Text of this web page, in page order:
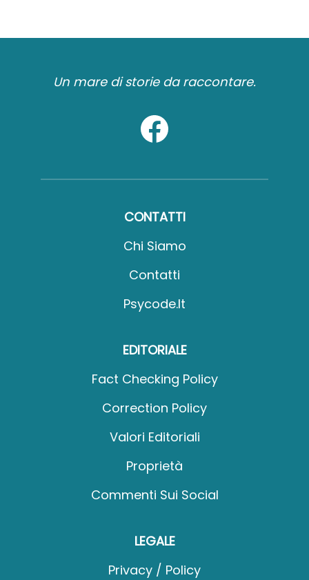
Un mare di storie da raccontare.
CONTATTI
Chi Siamo
Contatti
Psycode.it
EDITORIALE
Fact Checking Policy
Correction Policy
Valori Editoriali
Proprietà
Commenti Sui Social
LEGALE
Privacy / Policy